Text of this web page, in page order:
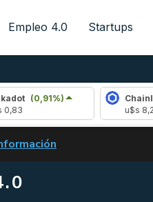
Empleo 4.0 Startups
Chainlink
ACT EN ARGENTINA: